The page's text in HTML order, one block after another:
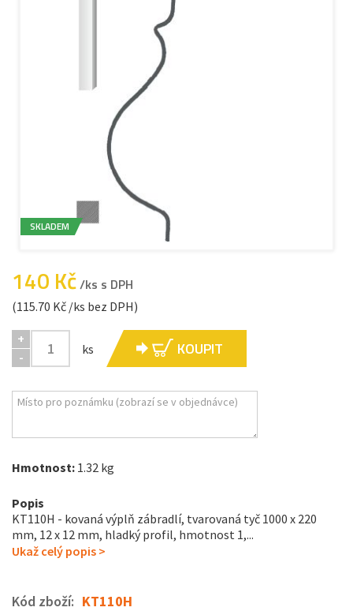
SKLADEM
140 Kč/ks s DPH
(115.70 Kč /ks bez DPH)
+
-
ks KOUPIT
Hmotnost: 1.32 kg
Popis
KT110H - kovaná výplň zábradlí, tvarovaná tyč 1000 x 220
mm, 12 x 12 mm , hladký profil, hmotnost 1,...
Ukaž celý popis >
Kód zboží: KT110H